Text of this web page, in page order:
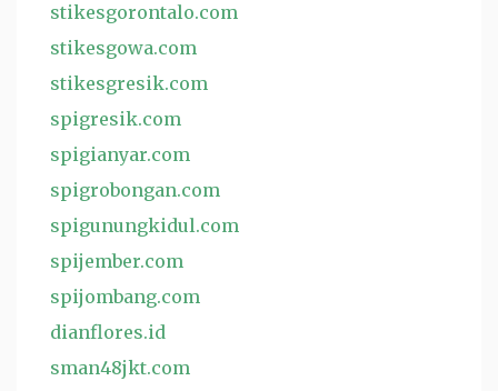
stikesgorontalo.com
stikesgowa.com
stikesgresik.com
spigresik.com
spigianyar.com
spigrobongan.com
spigunungkidul.com
spijember.com
spijombang.com
dianflores.id
sman48jkt.com